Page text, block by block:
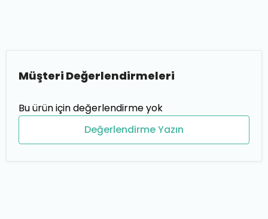
Müşteri Değerlendirmeleri
Bu ürün için değerlendirme yok
Değerlendirme Yazın